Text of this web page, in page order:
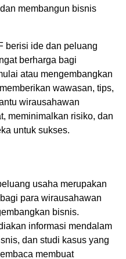
membangun bisnis
berisi ide dan peluang
berharga bagi
atau mengembangkan
wawasan, tips,
wirausahawan
meminimalkan risiko, dan
untuk sukses.
usaha merupakan
para wirausahawan
bisnis.
informasi mendalam
dan studi kasus yang
membuat